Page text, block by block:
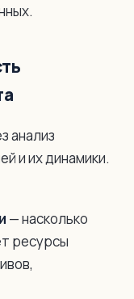
анализ
и их динамики.
— насколько
ресурсы